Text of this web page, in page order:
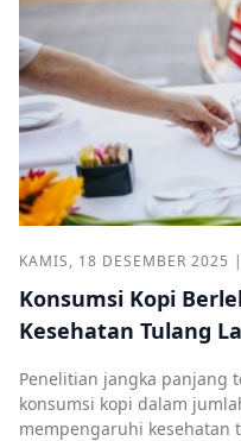
KAMIS, 18 DESEMBER 2025
Konsumsi Kopi
Kesehatan Tulang
Penelitian jangka panjang
konsumsi kopi dalam
mempengaruhi kesehatan